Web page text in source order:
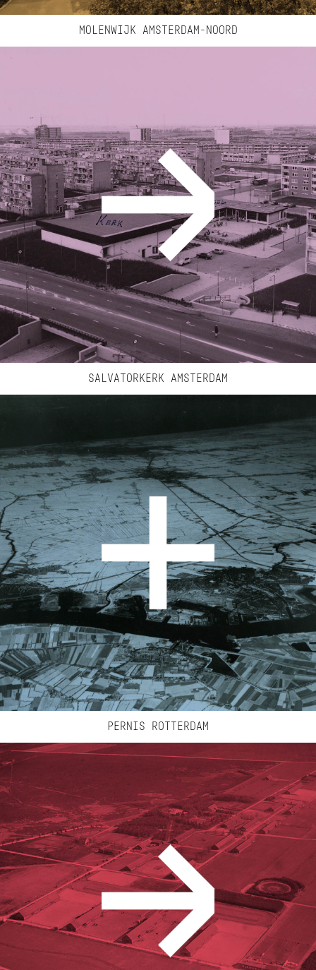
MOLENWIJK AMSTERDAM-NOORD
SALVATORKERK AMSTERDAM
PERNIS ROTTERDAM